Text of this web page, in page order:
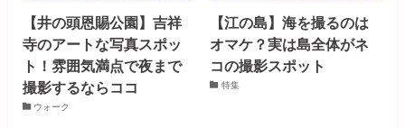
【井の頭恩賜公園】吉祥
寺のアートな写真スポッ
ト！雰囲気満点で夜まで
撮影するならココ
ウォーク
【江の島】海を撮るのは
オマケ？実は島全体がネ
コの撮影スポット
特集